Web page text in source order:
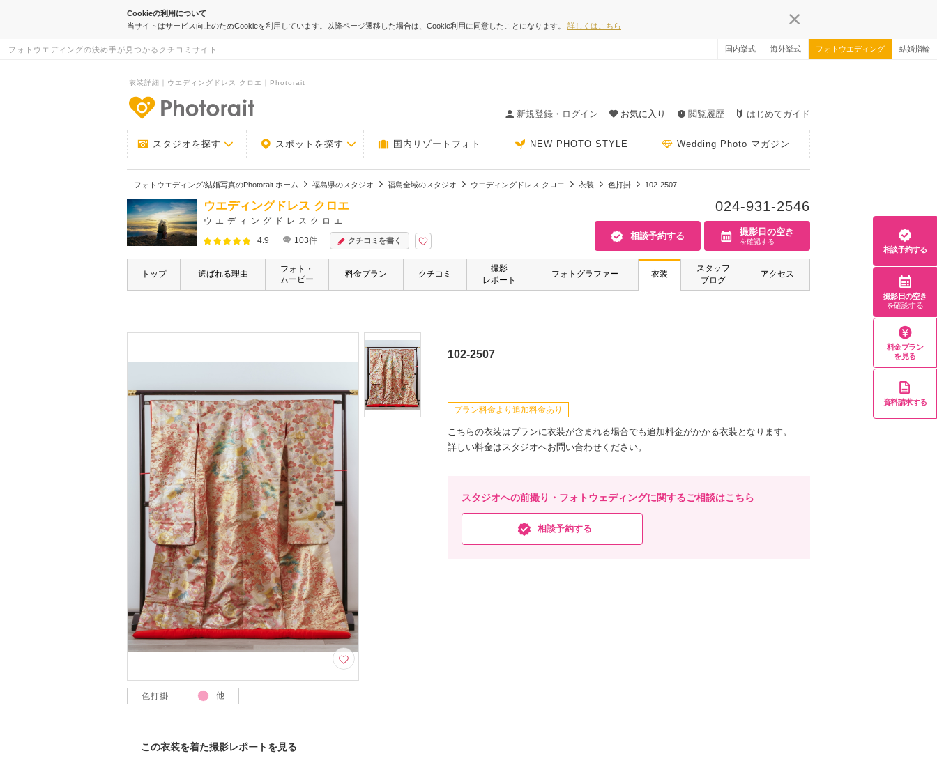
Cookieの利用について
当サイトはサービス向上のためCookieを利用しています。以降ページ遷移した場合は、Cookie利用に同意したことになります。 詳しくはこちら
フォトウエディングの決め手が見つかるクチコミサイト 国内挙式 海外挙式 フォトウエディング 結婚指輪
衣装詳細｜ウエディングドレス クロエ｜Photorait
新規登録・ログイン
お気に入り 閲覧履歴 はじめてガイド
スタジオを探す スポットを探す 国内リゾートフォト NEW PHOTO STYLE Wedding Photo マガジン
フォトウエディング/結婚写真のPhotorait ホーム 福島県のスタジオ 福島全域のスタジオ ウエディングドレス クロエ 衣装 色打掛 102-2507
ウエディングドレス クロエ
ウエディングドレスクロエ
4.9
103件 クチコミを書く
024-931-2546
相談予約する 撮影日の空き
を確認する
トップ 選ばれる理由
フォト・
ムービー
料金プラン クチコミ
撮影
レポート
フォトグラファー 衣装
スタッフ
ブログ
アクセス
色打掛
他
102-2507
プラン料金より追加料金あり
こちらの衣装はプランに衣装が含まれる場合でも追加料金がかかる衣装となります。
詳しい料金はスタジオへお問い合わせください。
スタジオへの前撮り・フォトウェディングに関するご相談はこちら
相談予約する
この衣装を着た撮影レポートを見る
相談予約する
撮影日の空き
を確認する
料金プラン
を見る
資料請求する